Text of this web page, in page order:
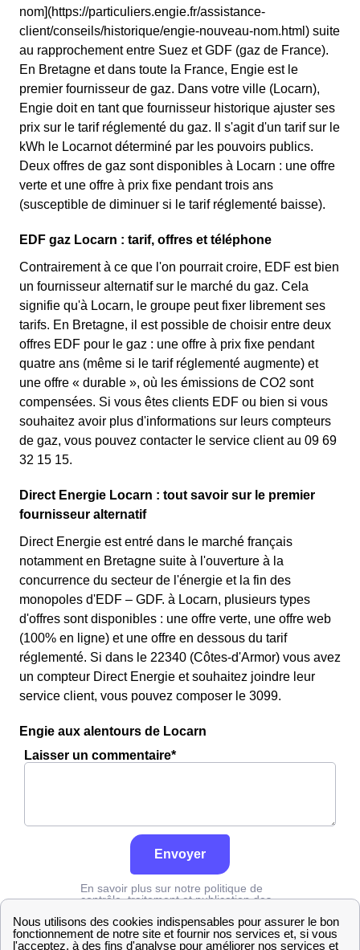
nom](https://particuliers.engie.fr/assistance-
client/conseils/historique/engie-nouveau-nom.html) suite
au rapprochement entre Suez et GDF (gaz de France).
En Bretagne et dans toute la France, Engie est le
premier fournisseur de gaz. Dans votre ville (Locarn),
Engie doit en tant que fournisseur historique ajuster ses
prix sur le tarif réglementé du gaz. Il s'agit d'un tarif sur le
kWh le Locarnot déterminé par les pouvoirs publics.
Deux offres de gaz sont disponibles à Locarn : une offre
verte et une offre à prix fixe pendant trois ans
(susceptible de diminuer si le tarif réglementé baisse).
EDF gaz Locarn : tarif, offres et téléphone
Contrairement à ce que l'on pourrait croire, EDF est bien
un fournisseur alternatif sur le marché du gaz. Cela
signifie qu'à Locarn, le groupe peut fixer librement ses
tarifs. En Bretagne, il est possible de choisir entre deux
offres EDF pour le gaz : une offre à prix fixe pendant
quatre ans (même si le tarif réglementé augmente) et
une offre « durable », où les émissions de CO2 sont
compensées. Si vous êtes clients EDF ou bien si vous
souhaitez avoir plus d'informations sur leurs compteurs
de gaz, vous pouvez contacter le service client au 09 69
32 15 15.
Direct Energie Locarn : tout savoir sur le premier
fournisseur alternatif
Direct Energie est entré dans le marché français
notamment en Bretagne suite à l'ouverture à la
concurrence du secteur de l'énergie et la fin des
monopoles d'EDF – GDF. à Locarn, plusieurs types
d'offres sont disponibles : une offre verte, une offre web
(100% en ligne) et une offre en dessous du tarif
réglementé. Si dans le 22340 (Côtes-d'Armor) vous avez
un compteur Direct Energie et souhaitez joindre leur
service client, vous pouvez composer le 3099.
Engie aux alentours de Locarn
Laisser un commentaire*
Envoyer
En savoir plus sur notre politique de
contrôle, traitement et publication des